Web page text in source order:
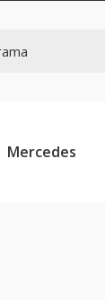
Mercedes